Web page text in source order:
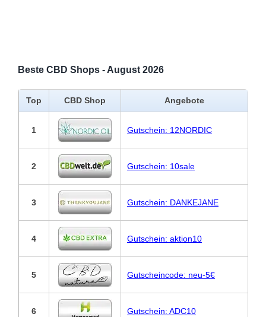
Beste CBD Shops - August 2026
Top CBD Shop Angebote
1 Gutschein: 12NORDIC
2 Gutschein: 10sale
3 Gutschein: DANKEJANE
4 Gutschein: aktion10
5 Gutscheincode: neu-5€
6 Gutschein: ADC10